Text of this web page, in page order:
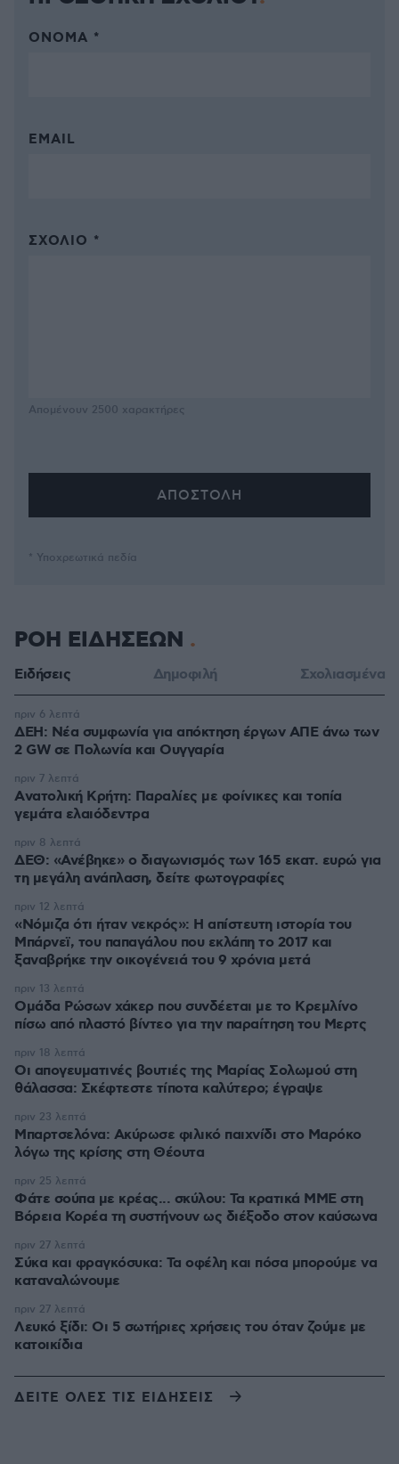
ΌΝΟΜΑ *
EMAIL
ΣΧΌΛΙΟ *
Απομένουν 2500 χαρακτήρες
* Υποχρεωτικά πεδία
ΡΟΗ ΕΙΔΗΣΕΩΝ
Ειδήσεις Δημοφιλή Σχολιασμένα
ΔΕΗ: Νέα συμφωνία για απόκτηση έργων ΑΠΕ άνω των
2 GW σε Πολωνία και Ουγγαρία
πριν 6 λεπτά
Aνατολική Κρήτη: Παραλίες με φοίνικες και τοπία
γεμάτα ελαιόδεντρα
πριν 7 λεπτά
ΔΕΘ: «Ανέβηκε» ο διαγωνισμός των 165 εκατ. ευρώ για
τη μεγάλη ανάπλαση, δείτε φωτογραφίες
πριν 8 λεπτά
«Νόμιζα ότι ήταν νεκρός»: Η απίστευτη ιστορία του
Μπάρνεϊ, του παπαγάλου που εκλάπη το 2017 και
ξαναβρήκε την οικογένειά του 9 χρόνια μετά
πριν 12 λεπτά
Ομάδα Ρώσων χάκερ που συνδέεται με το Κρεμλίνο
πίσω από πλαστό βίντεο για την παραίτηση του Μερτς
πριν 13 λεπτά
Οι απογευματινές βουτιές της Μαρίας Σολωμού στη
θάλασσα: Σκέφτεστε τίποτα καλύτερο; έγραψε
πριν 18 λεπτά
Μπαρτσελόνα: Ακύρωσε φιλικό παιχνίδι στο Μαρόκο
λόγω της κρίσης στη Θέουτα
πριν 23 λεπτά
Φάτε σούπα με κρέας... σκύλου: Τα κρατικά ΜΜΕ στη
Βόρεια Κορέα τη συστήνουν ως διέξοδο στον καύσωνα
πριν 25 λεπτά
Σύκα και φραγκόσυκα: Τα οφέλη και πόσα μπορούμε να
καταναλώνουμε
πριν 27 λεπτά
Λευκό ξίδι: Οι 5 σωτήριες χρήσεις του όταν ζούμε με
κατοικίδια
πριν 27 λεπτά
ΔΕΙΤΕ ΟΛΕΣ ΤΙΣ ΕΙΔΗΣΕΙΣ